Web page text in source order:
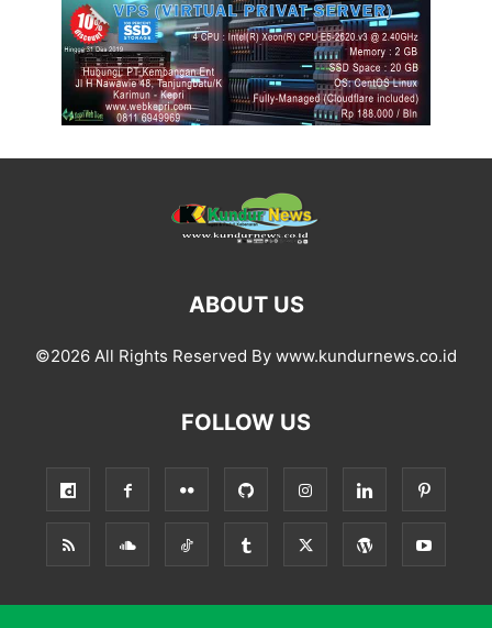
ABOUT US
©2026 All Rights Reserved By www.kundurnews.co.id
FOLLOW US